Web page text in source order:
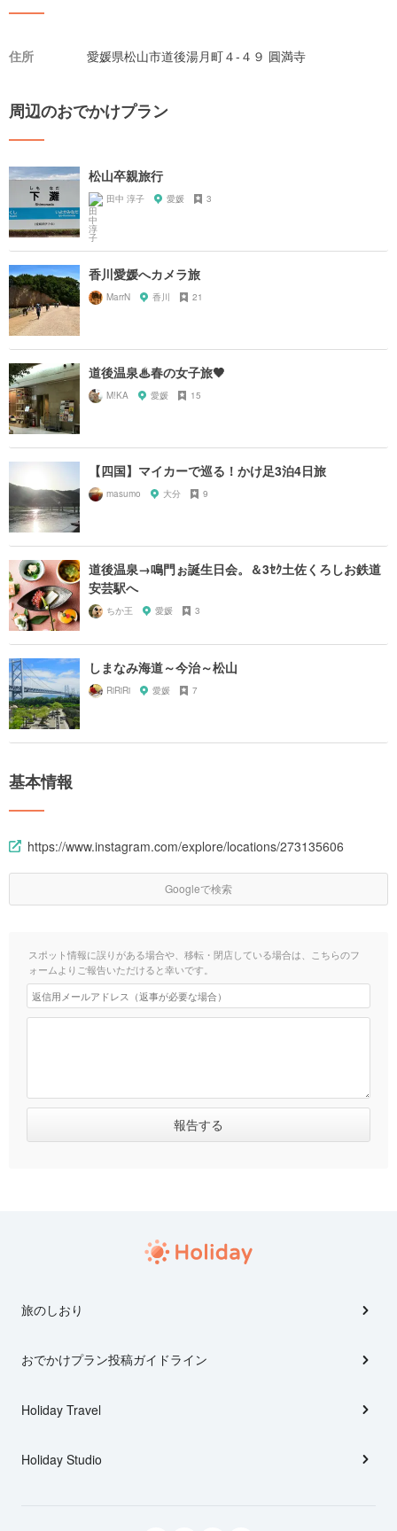
住所 愛媛県松山市道後湯月町４-４９ 圓満寺
周辺のおでかけプラン
松山卒親旅行
田中 淳子 愛媛 3
香川愛媛へカメラ旅
MarrN 香川 21
道後温泉♨︎春の女子旅🖤
M!KA 愛媛 15
【四国】マイカーで巡る！かけ足3泊4日旅
masumo 大分 9
道後温泉→鳴門ぉ誕生日会。＆3ｾｸ土佐くろしお鉄道
安芸駅へ
ちか王 愛媛 3
しまなみ海道～今治～松山
RiRiRi 愛媛 7
基本情報
https://www.instagram.com/explore/locations/273135606
Googleで検索
スポット情報に誤りがある場合や、移転・閉店している場合は、こちらのフ
ォームよりご報告いただけると幸いです。
旅のしおり
おでかけプラン投稿ガイドライン
Holiday Travel
Holiday Studio